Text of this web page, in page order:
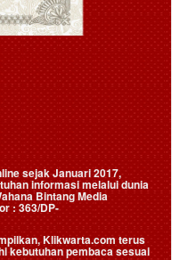
sejak Januari 2017,
informasi melalui dunia
Bintang Media
: 363/DP-
Klikwarta.com terus
kebutuhan pembaca sesuai